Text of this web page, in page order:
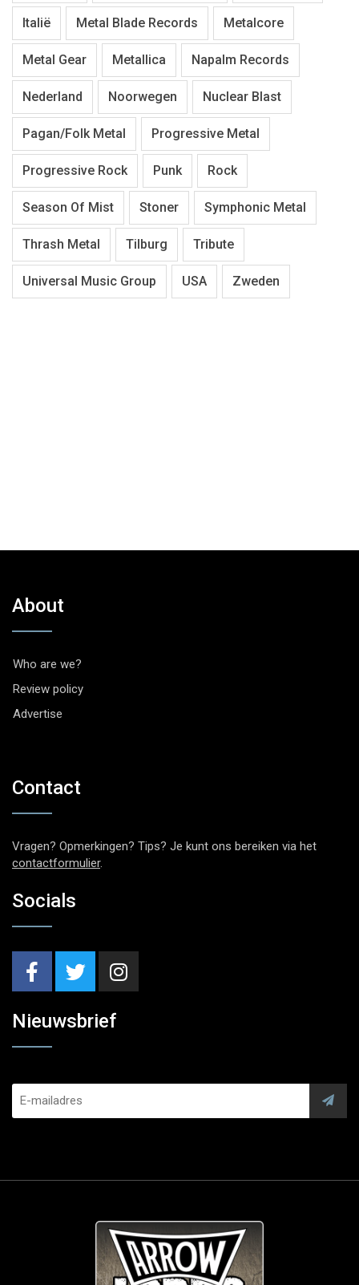
Italië Metal Blade Records Metalcore
Metal Gear Metallica Napalm Records
Nederland Noorwegen Nuclear Blast
Pagan/Folk Metal Progressive Metal
Progressive Rock Punk Rock
Season Of Mist Stoner Symphonic Metal
Thrash Metal Tilburg Tribute
Universal Music Group USA Zweden
About
Who are we?
Review policy
Advertise
Contact
Vragen? Opmerkingen? Tips? Je kunt ons bereiken via het
contactformulier.
Socials
Nieuwsbrief